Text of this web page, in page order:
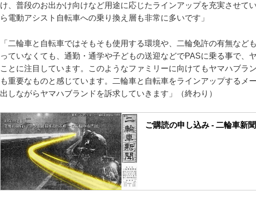
け、普段のお出かけ向けなど用途に応じたラインアップを充実させて
ら電動アシスト自転車への乗り換え層も非常に多いです」
「二輪車と自転車ではそもそも使用する環境や、二輪免許の有無など
っていなくても、通勤・通学や子どもの送迎などでPASに乗る事で、
ことに注目しています。このようなファミリーに向けてもヤマハブラ
も重要なものと感じています。二輪車と自転車をラインアップするメ
出しながらヤマハブランドを訴求していきます」（終わり）
ご購読の申し込み - 二輪車新聞